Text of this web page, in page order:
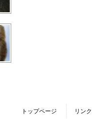
トップページ リンク